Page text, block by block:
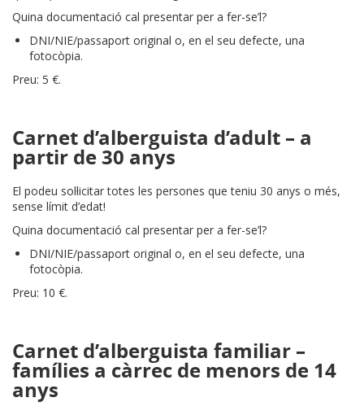
Quina documentació cal presentar per a fer-se’l?
DNI/NIE/passaport original o, en el seu defecte, una
fotocòpia.
Preu: 5 €.
Carnet d’alberguista d’adult – a
partir de 30 anys
El podeu sol·licitar totes les persones que teniu 30 anys o més,
sense límit d’edat!
Quina documentació cal presentar per a fer-se’l?
DNI/NIE/passaport original o, en el seu defecte, una
fotocòpia.
Preu: 10 €.
Carnet d’alberguista familiar –
famílies a càrrec de menors de 14
anys